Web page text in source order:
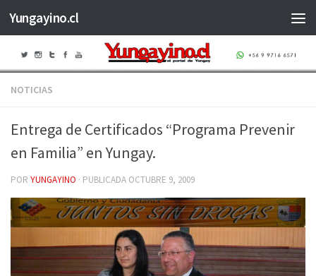
Saltar al contenido
Yungayino.cl
NOTICIAS
Entrega de Certificados “Programa Prevenir
en Familia” en Yungay.
POR YUNGAYINO · PUBLICADA OCTUBRE 9, 2009